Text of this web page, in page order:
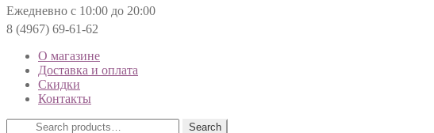
Ежедневно с 10:00 до 20:00
8 (4967) 69-61-62
О магазине
Доставка и оплата
Скидки
Контакты
Search
Search